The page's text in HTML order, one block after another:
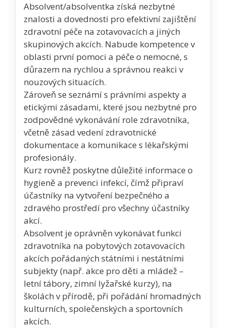
Absolvent/absolventka získá nezbytné
znalosti a dovednosti pro efektivní zajištění
zdravotní péče na zotavovacích a jiných
skupinových akcích. Nabude kompetence v
oblasti první pomoci a péče o nemocné, s
důrazem na rychlou a správnou reakci v
nouzových situacích.
Zároveň se seznámí s právními aspekty a
etickými zásadami, které jsou nezbytné pro
zodpovědné vykonávání role zdravotníka,
včetně zásad vedení zdravotnické
dokumentace a komunikace s lékařskými
profesionály.
Kurz rovněž poskytne důležité informace o
hygieně a prevenci infekcí, čímž připraví
účastníky na vytvoření bezpečného a
zdravého prostředí pro všechny účastníky
akcí.
Absolvent je oprávněn vykonávat funkci
zdravotníka na pobytových zotavovacích
akcích pořádaných státními i nestátními
subjekty (např. akce pro děti a mládež –
letní tábory, zimní lyžařské kurzy), na
školách v přírodě, při pořádání hromadných
kulturních, společenských a sportovních
akcích.